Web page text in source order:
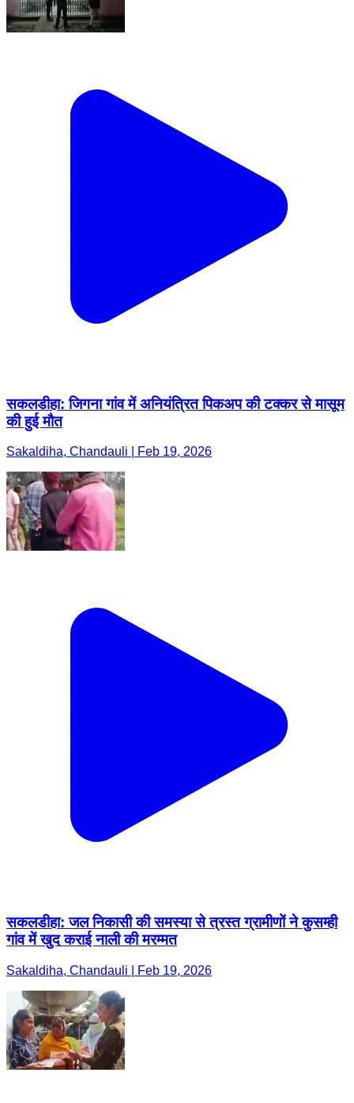
सकलडीहा: जिगना गांव में अनियंत्रित पिकअप की टक्कर से मासूम
की हुई मौत
Sakaldiha, Chandauli | Feb 19, 2026
सकलडीहा: जल निकासी की समस्या से त्रस्त ग्रामीणों ने कुसम्ही
गांव में खुद कराई नाली की मरम्मत
Sakaldiha, Chandauli | Feb 19, 2026